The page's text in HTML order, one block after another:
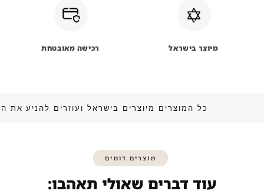
מיוצר בישראל רכישה מאובטחת
כל המוצרים מיוצרים בישראל ועוזרים
מוצרים דומים
עוד דברים שאולי תאהבו: